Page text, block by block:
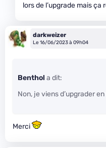
lors de l’upgrade mais
darkweizer
Le 16/06/2023 à 09h04
Benthol a dit:
Non, je viens d’upgrader
Merci